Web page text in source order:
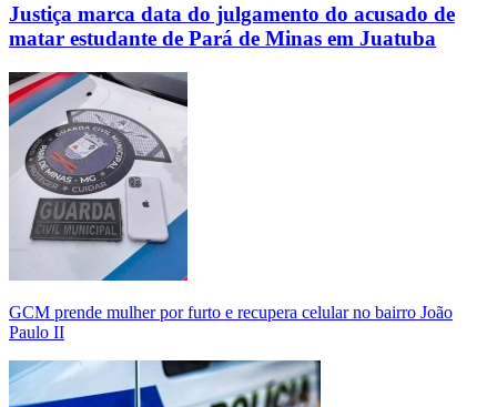
Justiça marca data do julgamento do acusado de
matar estudante de Pará de Minas em Juatuba
GCM prende mulher por furto e recupera celular no bairro João
Paulo II